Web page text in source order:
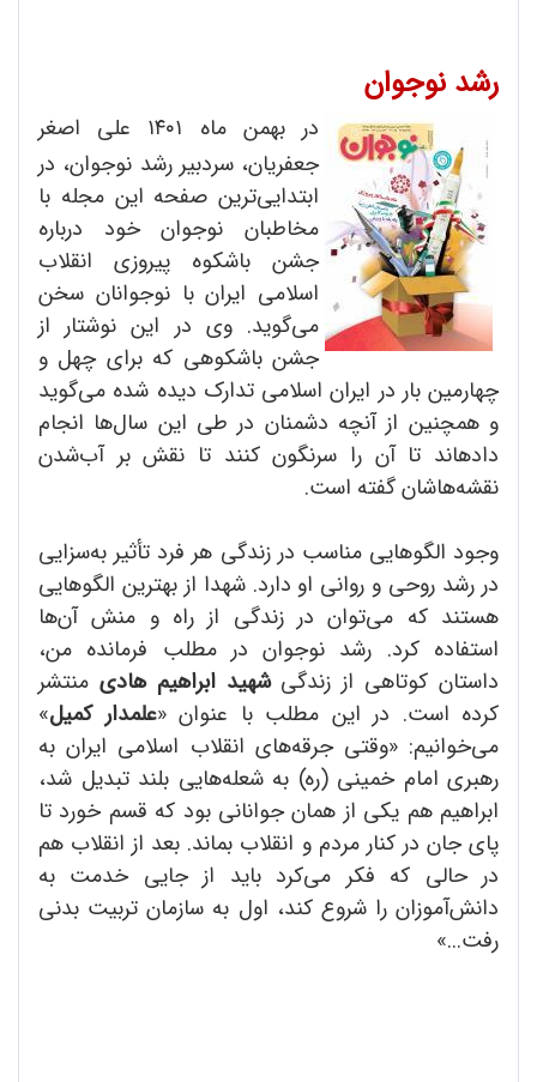
رشد نوجوان
در بهمن ماه ۱۴۰۱ علی اصغر
جعفریان، سردبیر رشد نوجوان، در
ابتدایی‌ترین صفحه این مجله با
مخاطبان نوجوان خود درباره
جشن باشکوه پیروزی انقلاب
اسلامی ایران با نوجوانان سخن
می‌گوید. وی در این نوشتار از
جشن باشکوهی که برای چهل و
چهارمین بار در ایران اسلامی تدارک دیده شده می‌گوید
و همچنین از آنچه دشمنان در طی این سال‌ها انجام
دادهاند تا آن را سرنگون کنند تا نقش بر آب‌شدن
نقشه‌هاشان گفته است.
وجود الگوهایی مناسب در زندگی هر فرد تأثیر به‌سزایی
در رشد روحی و روانی او دارد. شهدا از بهترین الگوهایی
هستند که می‌توان در زندگی از راه و منش آن‌ها
استفاده کرد. رشد نوجوان در مطلب فرمانده من،
داستان کوتاهی از زندگیشهید ابراهیم هادی منتشر
کرده است. در این مطلب با عنوان «علمدار کمیل»
می‌خوانیم: «وقتی جرقه‌های انقلاب اسلامی ایران به
رهبری امام خمینی (ره) به شعله‌هایی بلند تبدیل شد،
ابراهیم هم یکی از همان جوانانی بود که قسم خورد تا
پای جان در کنار مردم و انقلاب بماند. بعد از انقلاب هم
در حالی که فکر می‌کرد باید از جایی خدمت به
دانش‌آموزان را شروع کند، اول به سازمان تربیت بدنی
رفت...»